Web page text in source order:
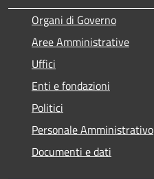
Organi di Governo
Aree Amministrative
Uffici
Enti e fondazioni
Politici
Personale Amministrativo
Documenti e dati